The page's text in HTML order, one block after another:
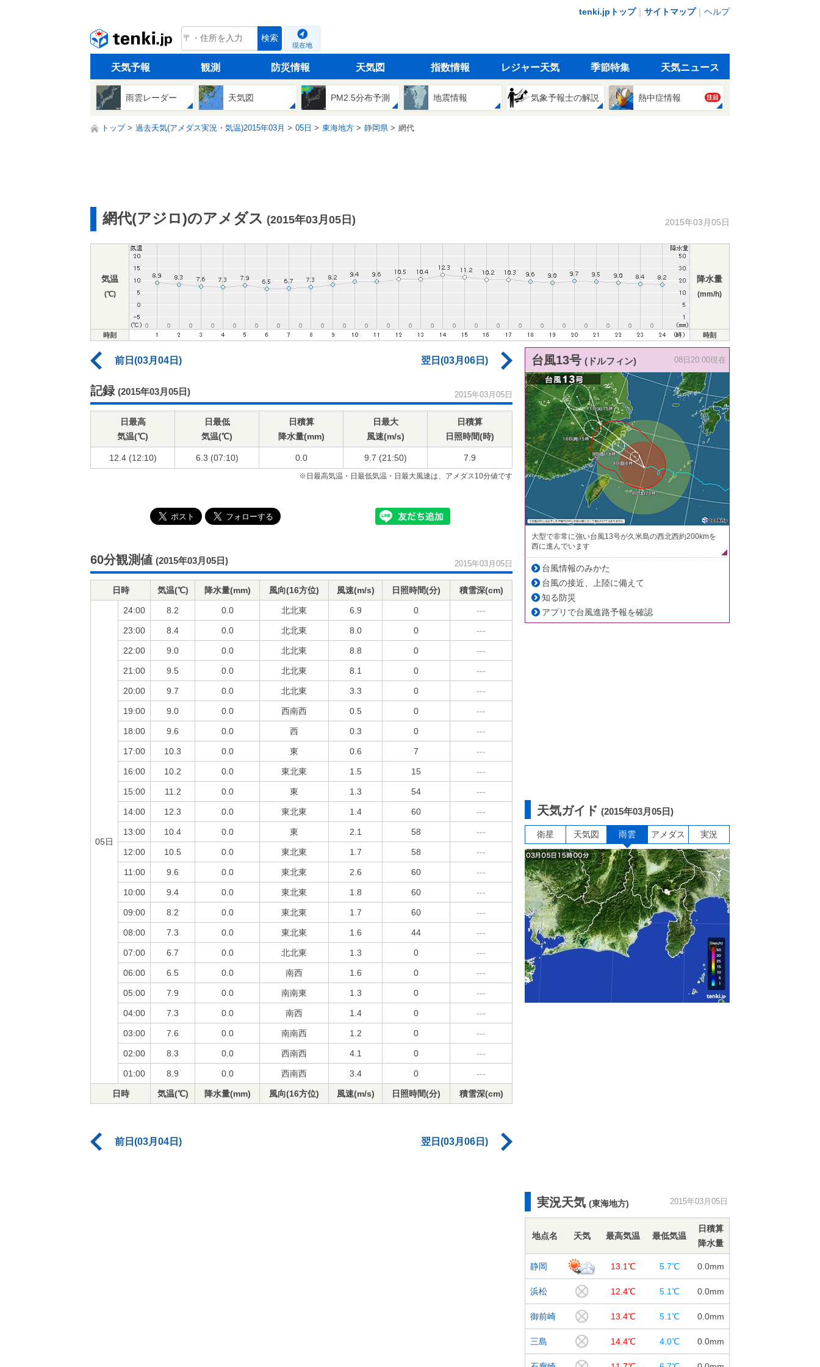
tenki.jpトップ｜ サイトマップ｜ ヘルプ
tenki.jp 検索
現在地
天気予報 観測 防災情報 天気図 指数情報 レジャー天気 季節特集 天気ニュース
雨雲レーダー 天気図 PM2.5分布予測 地震情報 気象予報士の解説 熱中症情報 注目
トップ 過去天気(アメダス実況・気温)2015年03月 05日 東海地方 静岡県 網代
網代(アジロ)のアメダス (2015年03月05日) 2015年03月05日
気温
(℃)
降水量
(mm/h)
時刻 時刻
前日(03月04日) 翌日(03月06日)
記録 (2015年03月05日) 2015年03月05日
日最高
気温(℃)
日最低
気温(℃)
日積算
降水量(mm)
日最大
風速(m/s)
日積算
日照時間(時)
12.4 (12:10) 6.3 (07:10) 0.0 9.7 (21:50) 7.9
※日最高気温・日最低気温・日最大風速は、アメダス10分値です
60分観測値 (2015年03月05日) 2015年03月05日
日時 気温(℃) 降水量(mm) 風向(16方位) 風速(m/s) 日照時間(分) 積雪深(cm)
05日
24:00 8.2 0.0 北北東 6.9 0 ---
23:00 8.4 0.0 北北東 8.0 0 ---
22:00 9.0 0.0 北北東 8.8 0 ---
21:00 9.5 0.0 北北東 8.1 0 ---
20:00 9.7 0.0 北北東 3.3 0 ---
19:00 9.0 0.0 西南西 0.5 0 ---
18:00 9.6 0.0 西 0.3 0 ---
17:00 10.3 0.0 東 0.6 7 ---
16:00 10.2 0.0 東北東 1.5 15 ---
15:00 11.2 0.0 東 1.3 54 ---
14:00 12.3 0.0 東北東 1.4 60 ---
13:00 10.4 0.0 東 2.1 58 ---
12:00 10.5 0.0 東北東 1.7 58 ---
11:00 9.6 0.0 東北東 2.6 60 ---
10:00 9.4 0.0 東北東 1.8 60 ---
09:00 8.2 0.0 東北東 1.7 60 ---
08:00 7.3 0.0 東北東 1.6 44 ---
07:00 6.7 0.0 北北東 1.3 0 ---
06:00 6.5 0.0 南西 1.6 0 ---
05:00 7.9 0.0 南南東 1.3 0 ---
04:00 7.3 0.0 南西 1.4 0 ---
03:00 7.6 0.0 南南西 1.2 0 ---
02:00 8.3 0.0 西南西 4.1 0 ---
01:00 8.9 0.0 西南西 3.4 0 ---
日時 気温(℃) 降水量(mm) 風向(16方位) 風速(m/s) 日照時間(分) 積雪深(cm)
前日(03月04日) 翌日(03月06日)
台風13号 (ドルフィン) 08日20:00現在
大型で非常に強い台風13号が久米島の西北西約200kmを
西に進んでいます
台風情報のみかた
台風の接近、上陸に備えて
知る防災
アプリで台風進路予報を確認
天気ガイド (2015年03月05日)
衛星 天気図 雨雲 アメダス 実況
実況天気 (東海地方) 2015年03月05日
地点名 天気 最高気温 最低気温
日積算
降水量
静岡 13.1℃ 5.7℃ 0.0mm
浜松 12.4℃ 5.1℃ 0.0mm
御前崎 13.4℃ 5.1℃ 0.0mm
三島 14.4℃ 4.0℃ 0.0mm